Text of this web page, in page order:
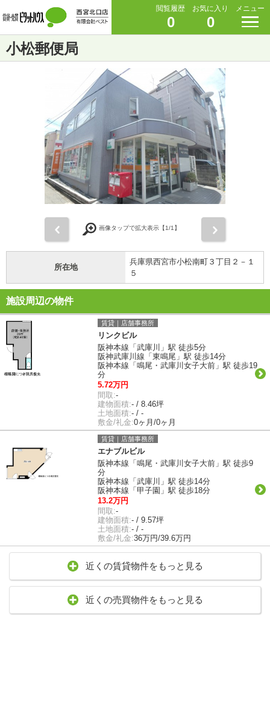
閲覧履歴
0
お気に入り
0
メニュー
小松郵便局
画像タップで拡大表示【1/1】
所在地
兵庫県西宮市小松南町３丁目２－１
５
施設周辺の物件
賃貸｜店舗事務所
リンクビル
阪神本線「武庫川」駅 徒歩5分
阪神武庫川線「東鳴尾」駅 徒歩14分
阪神本線「鳴尾・武庫川女子大前」駅 徒歩19
分
5.72万円
間取:-
建物面積:- / 8.46坪
土地面積:- / -
敷金/礼金:0ヶ月/0ヶ月
賃貸｜店舗事務所
エナブルビル
阪神本線「鳴尾・武庫川女子大前」駅 徒歩9
分
阪神本線「武庫川」駅 徒歩14分
阪神本線「甲子園」駅 徒歩18分
13.2万円
間取:-
建物面積:- / 9.57坪
土地面積:- / -
敷金/礼金:36万円/39.6万円
近くの賃貸物件をもっと見る
近くの売買物件をもっと見る